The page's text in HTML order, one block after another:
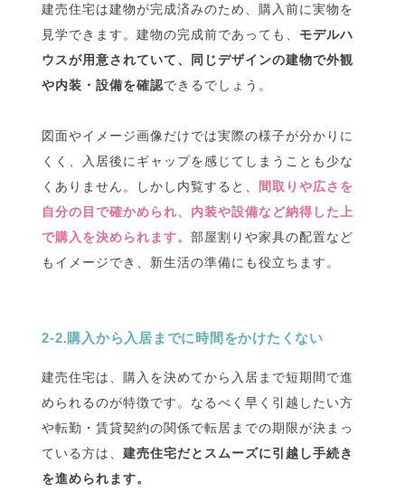
建売住宅は建物が完成済みのため、購入前に実物を
見学できます。建物の完成前であっても、 モデルハ
ウスが用意されていて、同じデザインの建物で外観
や内装・設備を確認できるでしょう。
図面やイメージ画像だけでは実際の様子が分かりに
くく、入居後にギャップを感じてしまうことも少な
くありません。しかし内覧すると、 間取りや広さを
自分の目で確かめられ、内装や設備など納得した上
で購入を決められます。部屋割りや家具の配置など
もイメージでき、新生活の準備にも役立ちます。
2-2.購入から入居までに時間をかけたくない
建売住宅は、購入を決めてから入居まで短期間で進
められるのが特徴です。なるべく早く引越したい方
や転勤・賃貸契約の関係で転居までの期限が決まっ
ている方は、建売住宅だとスムーズに引越し手続き
を進められます。